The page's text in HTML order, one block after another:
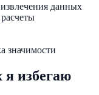
данных
значимости
избегаю